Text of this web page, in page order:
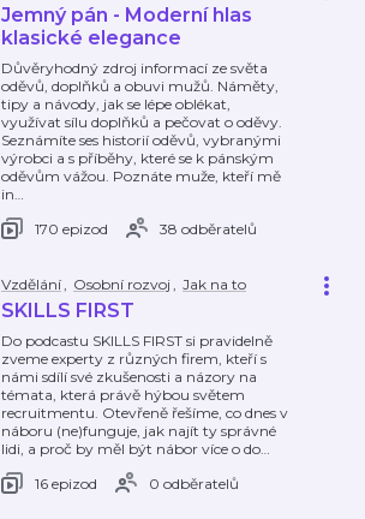
Jemný pán - Moderní hlas
klasické elegance
Důvěryhodný zdroj informací ze světa
oděvů, doplňků a obuvi mužů. Náměty,
tipy a návody, jak se lépe oblékat,
využívat sílu doplňků a pečovat o oděvy.
Seznámíte ses historií oděvů, vybranými
výrobci a s příběhy, které se k pánským
oděvům vážou. Poznáte muže, kteří mě
in…
170 epizod
38 odběratelů
Vzdělání, Osobní rozvoj , Jak na to
SKILLS FIRST
Do podcastu SKILLS FIRST si pravidelně
zveme experty z různých firem, kteří s
námi sdílí své zkušenosti a názory na
témata, která právě hýbou světem
recruitmentu. Otevřeně řešíme, co dnes v
náboru (ne)funguje, jak najít ty správné
lidi, a proč by měl být nábor více o do…
16 epizod
0 odběratelů